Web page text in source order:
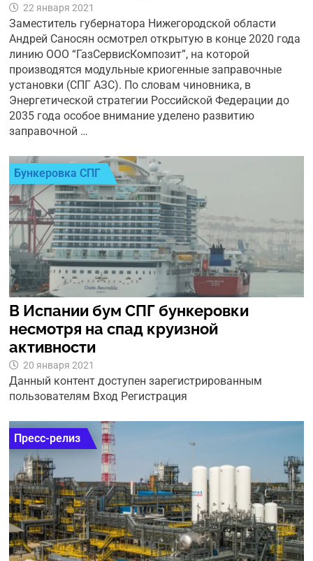
22 января 2021
Заместитель губернатора Нижегородской области
Андрей Саносян осмотрел открытую в конце 2020 года
линию ООО “ГазСервисКомпозит”, на которой
производятся модульные криогенные заправочные
установки (СПГ АЗС). По словам чиновника, в
Энергетической стратегии Российской Федерации до
2035 года особое внимание уделено развитию
заправочной …
Бункеровка СПГ
В Испании бум СПГ бункеровки
несмотря на спад круизной
активности
20 января 2021
Данный контент доступен зарегистрированным
пользователям Вход Регистрация
Пресс-релиз